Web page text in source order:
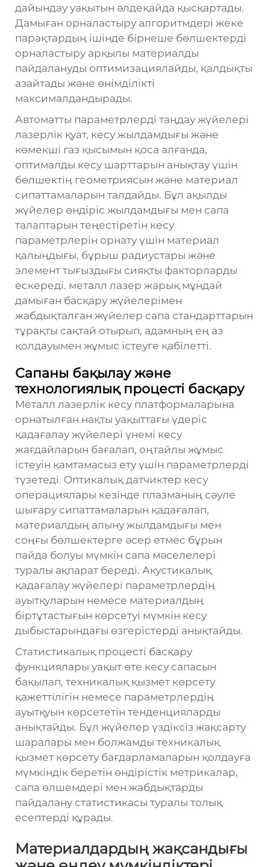
дайындау уақытын әлдеқайда қысқартады.
Дамыған орналастыру алгоритмдері жеке
парақтардың ішінде бірнеше бөлшектерді
орналастыру арқылы материалды
пайдалануды оптимизациялайды, қалдықты
азайтады және өнімділікті
максималдандырады.
Автоматты параметрлерді таңдау жүйелері
лазерлік қуат, кесу жылдамдығы және
көмекші газ қысымын қоса алғанда,
оптималды кесу шарттарын анықтау үшін
бөлшектің геометриясын және материал
сипаттамаларын талдайды. Бұл ақылды
жүйелер өндіріс жылдамдығы мен сапа
талаптарын теңестіретін кесу
параметрлерін орнату үшін материал
қалыңдығы, бұрыш радиустары және
элемент тығыздығы сияқты факторларды
ескереді. металл лазер жарық мұндай
дамыған басқару жүйелерімен
жабдықталған жүйелер сапа стандарттарын
тұрақты сақтай отырып, адамның ең аз
қолдауымен жұмыс істеуге қабілетті.
Сапаны бақылау және
технологиялық процесті басқару
Металл лазерлік кесу платформаларына
орнатылған нақты уақыттағы үдеріс
қадағалау жүйелері үнемі кесу
жағдайларын бағалап, оңтайлы жұмыс
істеуін қамтамасыз ету үшін параметрлерді
түзетеді. Оптикалық датчиктер кесу
операциялары кезінде плазманың сәуле
шығару сипаттамаларын қадағалап,
материалдың алыну жылдамдығы мен
соңғы бөлшектерге әсер етмес бұрын
пайда болуы мүмкін сапа мәселелері
туралы ақпарат береді. Акустикалық
қадағалау жүйелері параметрлердің
ауытқуларын немесе материалдың
біртұтастығын көрсетуі мүмкін кесу
дыбыстарындағы өзгерістерді анықтайды.
Статистикалық процесті басқару
функциялары уақыт өте кесу сапасын
бақылап, техникалық қызмет көрсету
қажеттілігін немесе параметрлердің
ауытқуын көрсететін тенденцияларды
анықтайды. Бұл жүйелер үздіксіз жақсарту
шаралары мен болжамды техникалық
қызмет көрсету бағдарламаларын қолдауға
мүмкіндік беретін өндірістік метрикалар,
сапа өлшемдері мен жабдықтарды
пайдалану статистикасы туралы толық
есептерді құрады.
Материалдардың жақсандығы